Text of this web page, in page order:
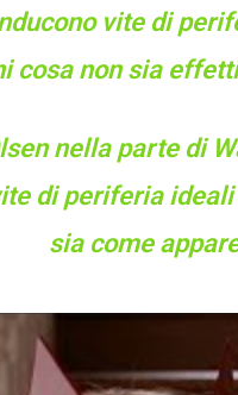
vite di
cosa non sia
nella parte di
di periferia
sia come